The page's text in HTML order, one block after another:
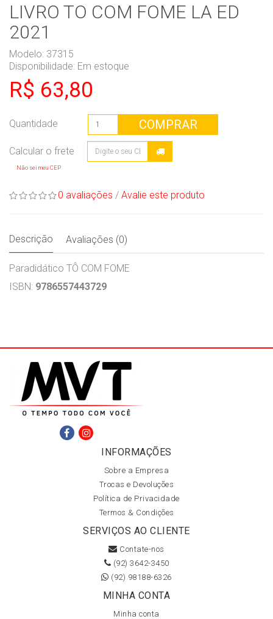
LIVRO TO COM FOME LA ED
2021
Modelo: 37315
Disponibilidade: Em estoque
R$ 63,80
Quantidade COMPRAR
Não sei meu CEP
0 avaliações / Avalie este produto
Descrição Avaliações (0)
Paradidático TÔ COM FOME
ISBN: 9786557443729
INFORMAÇÕES
Sobre a Empresa
Trocas e Devoluções
Política de Privacidade
Termos & Condições
SERVIÇOS AO CLIENTE
Contate-nos
(92) 3642-3450
(92) 98188-6326
MINHA CONTA
Minha conta